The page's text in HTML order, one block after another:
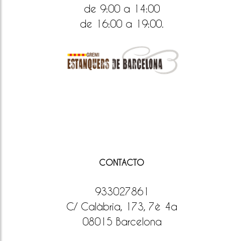
de 9:00 a 14:00
de 16:00 a 19:00.
CONTACTO
933027861
C/ Calàbria, 173, 7è 4a
08015 Barcelona